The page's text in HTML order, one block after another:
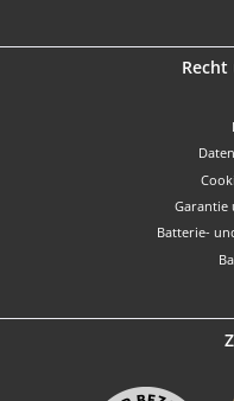
Garantie
Batterie-